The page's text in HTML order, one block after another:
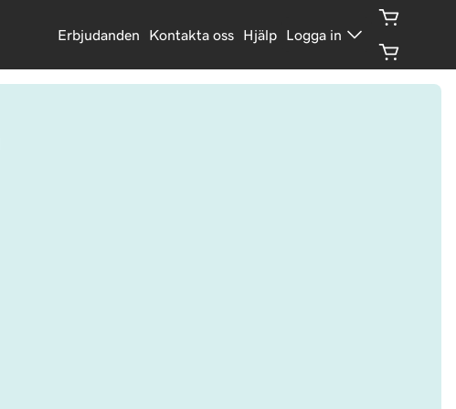
Erbjudanden Kontakta oss Hjälp Logga in